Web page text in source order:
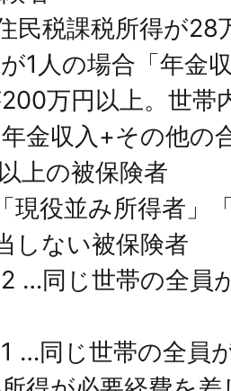
民税課税所得が28
1人の場合「年金
万円以上。世帯
金収入+その他の
上の被保険者
現役並み所得者」
しない被保険者
…同じ世帯の全員
…同じ世帯の全員